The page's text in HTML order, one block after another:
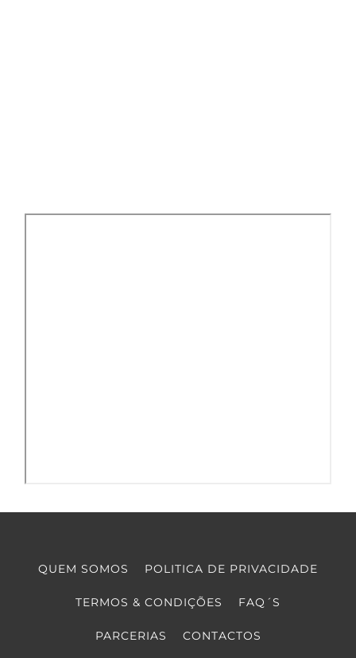
QUEM SOMOS POLITICA DE PRIVACIDADE
TERMOS & CONDIÇÕES FAQ´S
PARCERIAS CONTACTOS